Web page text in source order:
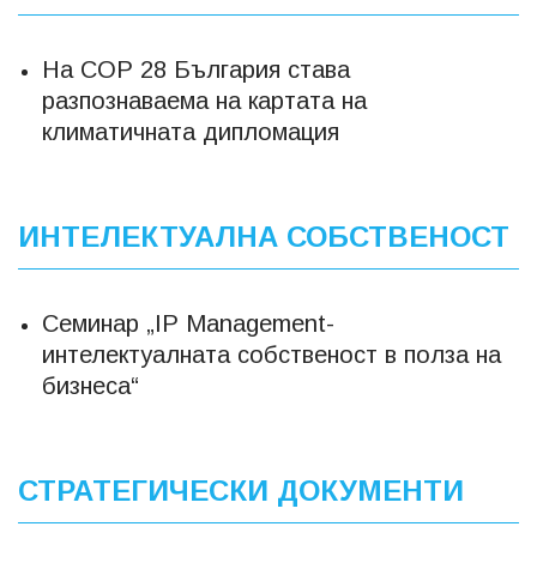
На COP 28 България става
разпознаваема на картата на
климатичната дипломация
ИНТЕЛЕКТУАЛНА СОБСТВЕНОСТ
Семинар „IP Management-
интелектуалната собственост в полза на
бизнеса“
СТРАТЕГИЧЕСКИ ДОКУМЕНТИ